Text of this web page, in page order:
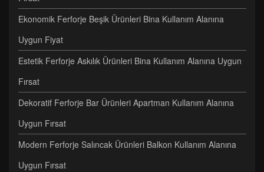
Ekonomik Ferforje Beşik Ürünleri Bina Kullanım Alanına
Uygun Fiyat
Estetik Ferforje Askılık Ürünleri Bina Kullanım Alanına Uygun
Fırsat
Dekoratif Ferforje Bar Ürünleri Apartman Kullanım Alanına
Uygun Fırsat
Modern Ferforje Salıncak Ürünleri Balkon Kullanım Alanına
Uygun Fırsat